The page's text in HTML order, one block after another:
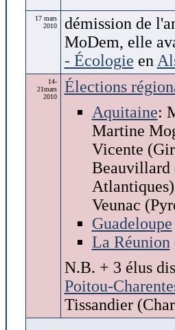
17 mars
2010
démission de
MoDem, elle
- Écologie en
14-
21mars
2010
Élections
Aquitaine:
Martine
Vicente
Beauvillard
Veunac
Guadeloupe
La Réunion
N.B. + 3 élus
Poitou-
Tissandier